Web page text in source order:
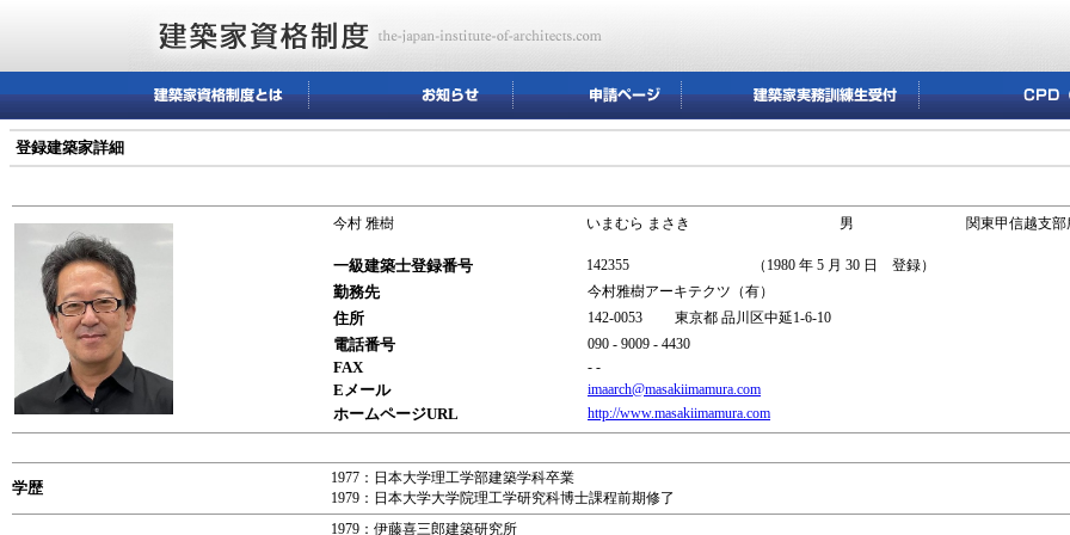
登録建築家詳細
今村 雅樹 いまむら まさき 男 関東甲信越支部
一級建築士登録番号 142355 （1980 年 5 月 30 日 登録）
勤務先 今村雅樹アーキテクツ（有）
住所 142-0053 東京都 品川区中延1-6-10
電話番号 090 - 9009 - 4430
FAX - -
Eメール imaarch@masakiimamura.com
ホームページURL http://www.masakiimamura.com
学歴
1977：日本大学理工学部建築学科卒業
1979：日本大学大学院理工学研究科博士課程前期修了
1979：伊藤喜三郎建築研究所